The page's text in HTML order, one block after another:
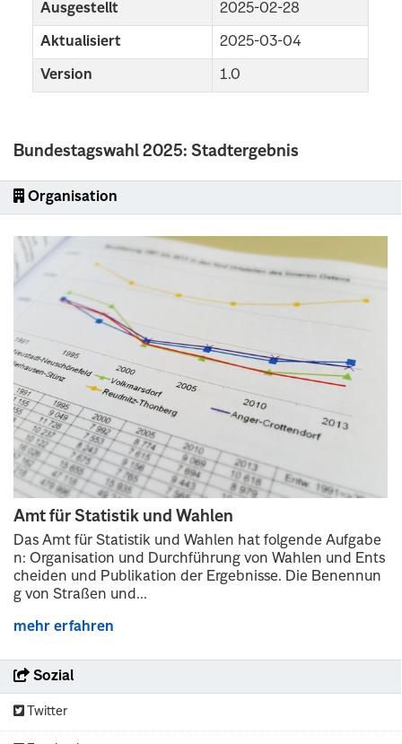
Bundestagswahl 2025: Stadtergebnis
Organisation
Amt für Statistik und Wahlen
Das Amt für Statistik und Wahlen hat folgende Aufgabe
n: Organisation und Durchführung von Wahlen und Ents
cheiden und Publikation der Ergebnisse. Die Benennun
g von Straßen und...
mehr erfahren
Sozial
Twitter
Ausgestellt 2025-02-28
Aktualisiert 2025-03-04
Version 1.0